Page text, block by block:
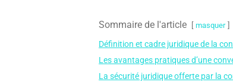
Sommaire de l'article masquer
Définition et cadre juridique de la
Les avantages pratiques d’une
La sécurité juridique offerte par la